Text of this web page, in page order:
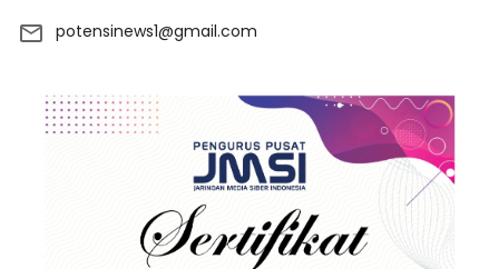
potensinews1@gmail.com